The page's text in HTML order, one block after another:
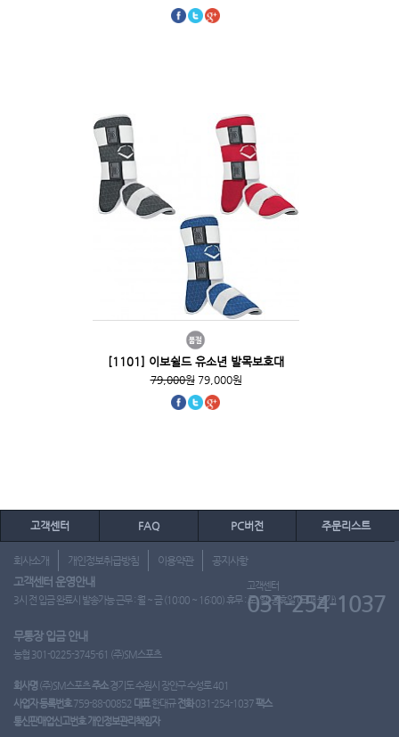
[1101] 이보쉴드 유소년 발목보호대
79,000원79,000원
고객센터 FAQ PC버전 주문리스트
회사소개 개인정보취급방침 이용약관 공지사항
고객센터 운영안내
3시 전 입금 완료시 발송가능 근무 : 월 ~ 금 (10:00 ~ 16:00) 휴무 : 토, 일, 공휴일 (도매 불가)
고객센터
031-254-1037
무통장 입금 안내
농협 301-0225-3745-61 (주)SM스포츠
회사명 (주)SM스포츠주소경기도 수원시 장안구 수성로 401
사업자 등록번호759-88-00852 대표한대규 전화031-254-1037팩스
통신판매업신고번호 개인정보관리책임자